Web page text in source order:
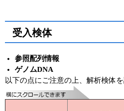
受入検体
参照配列情報
ゲノムDNA
以下の点にご注意の上、解析検体